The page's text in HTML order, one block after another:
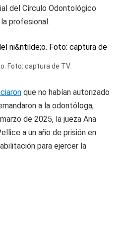
del Círculo Odontológico
profesional.
Foto: captura de TV.
que no habían autorizado
a la odontóloga,
de 2025, la jueza Ana
a un año de prisión en
para ejercer la